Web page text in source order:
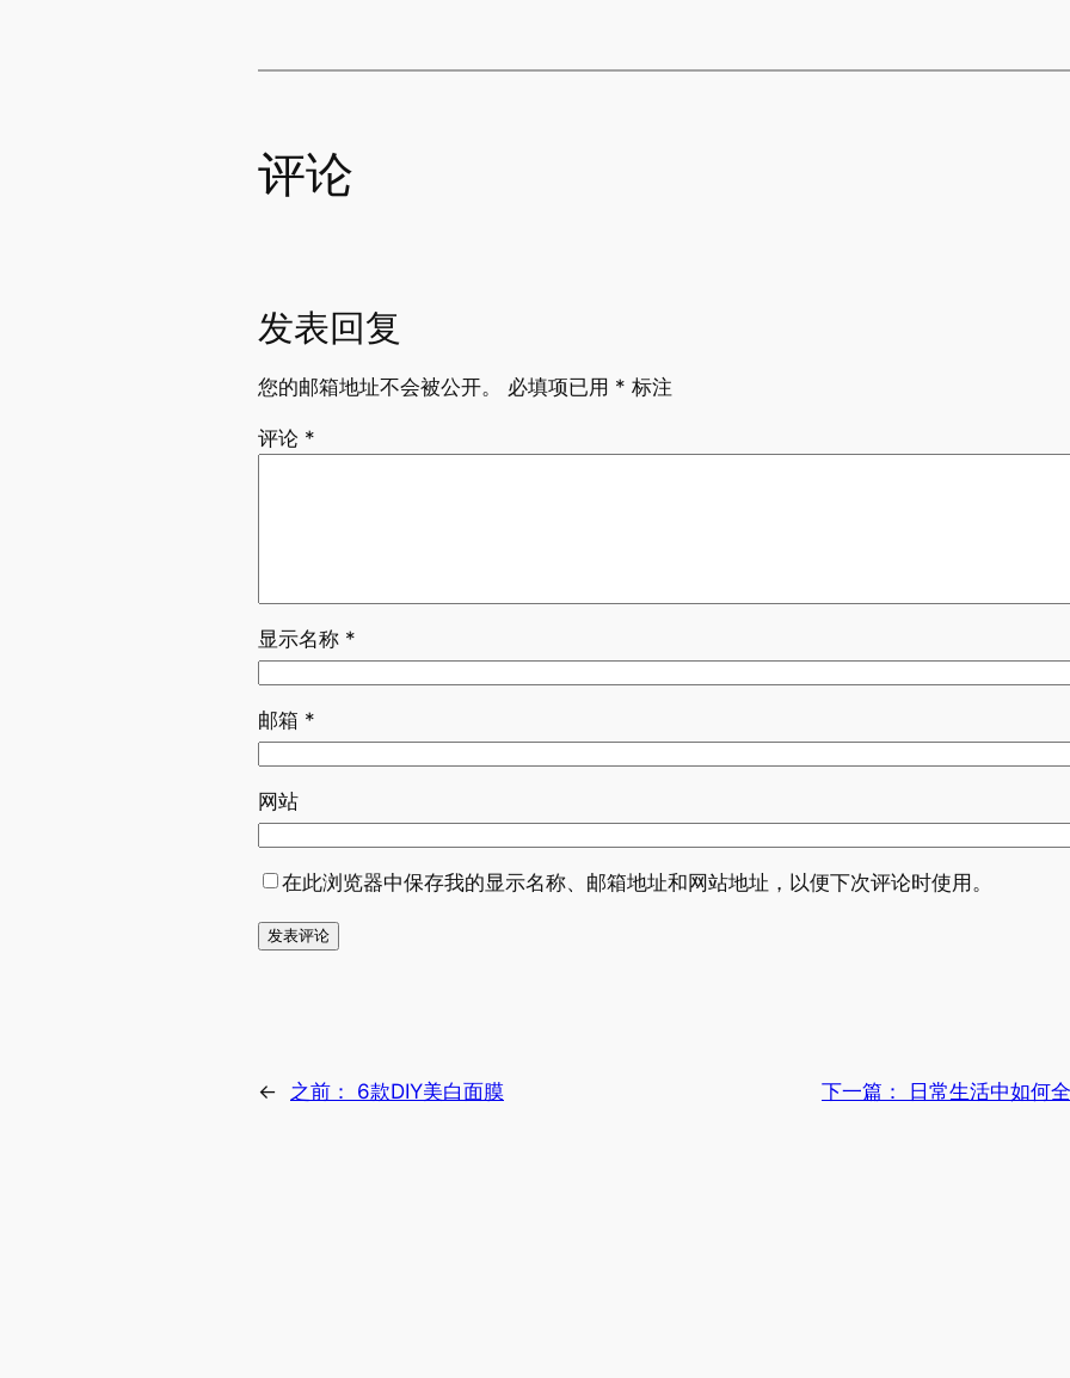
评论
发表回复
您的邮箱地址不会被公开。 必填项已用 * 标注
评论 *
显示名称 *
邮箱 *
网站
在此浏览器中保存我的显示名称、邮箱地址和网站地址，以便下次评论时使用。
← 之前： 6款DIY美白面膜 下一篇： 日常生活中如何